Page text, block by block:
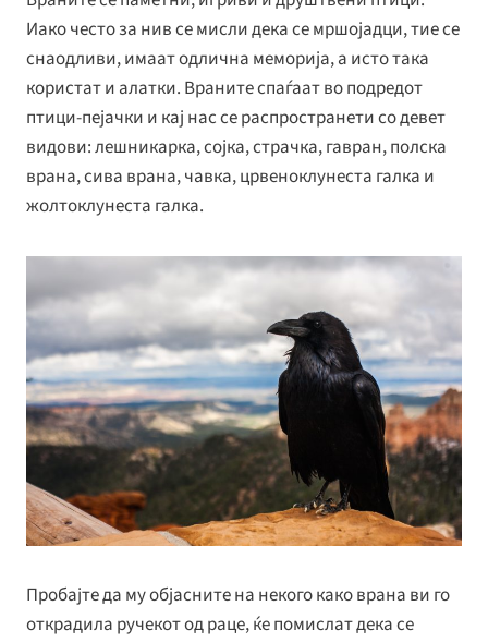
Иако често за нив се мисли дека се мршојадци, тие се
снаодливи, имаат одлична меморија, а исто така
користат и алатки. Враните спаѓаат во подредот
птици-пејачки и кај нас се распространети со девет
видови: лешникарка, сојка, страчка, гавран, полска
врана, сива врана, чавка, црвеноклунеста галка и
жолтоклунеста галка.
Пробајте да му објасните на некого како врана ви го
открадила ручекот од раце, ќе помислат дека се